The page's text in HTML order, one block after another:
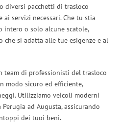
diversi pacchetti di trasloco
servizi necessari. Che tu stia
intero o solo alcune scatole,
che si adatta alle tue esigenze e al
team di professionisti del trasloco
modo sicuro ed efficiente,
Utilizziamo veicoli moderni
ad Augusta, assicurando
dei tuoi beni.